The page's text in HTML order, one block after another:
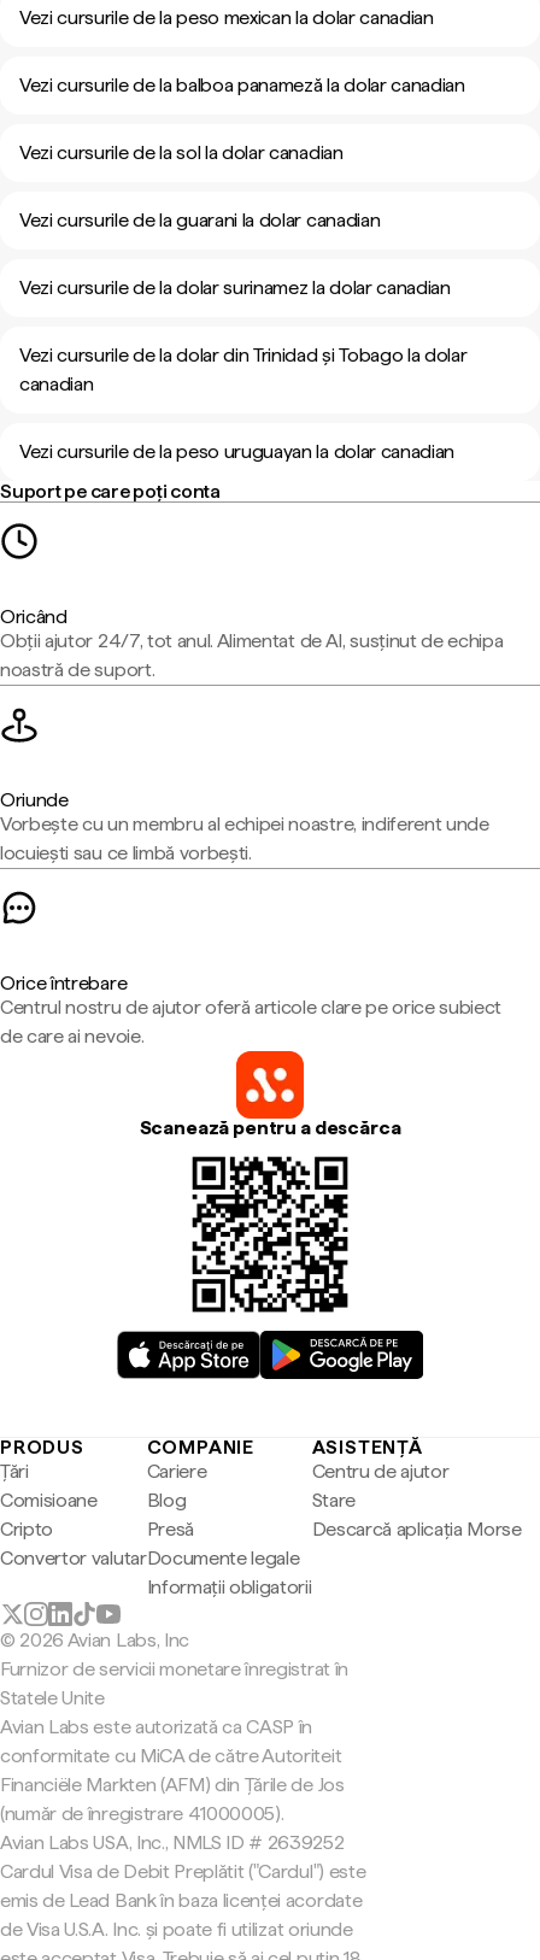
Vezi cursurile de la peso mexican la dolar canadian
Vezi cursurile de la balboa panameză la dolar canadian
Vezi cursurile de la sol la dolar canadian
Vezi cursurile de la guarani la dolar canadian
Vezi cursurile de la dolar surinamez la dolar canadian
Vezi cursurile de la dolar din Trinidad și Tobago la dolar
canadian
Vezi cursurile de la peso uruguayan la dolar canadian
Suport pe care poți conta
Oricând
Obții ajutor 24/7, tot anul. Alimentat de AI, susținut de echipa
noastră de suport.
Oriunde
Vorbește cu un membru al echipei noastre, indiferent unde
locuiești sau ce limbă vorbești.
Orice întrebare
Centrul nostru de ajutor oferă articole clare pe orice subiect
de care ai nevoie.
Scanează pentru a descărca
PRODUS
Țări
Comisioane
Cripto
Convertor valutar
COMPANIE
Cariere
Blog
Presă
Documente legale
Informații obligatorii
ASISTENȚĂ
Centru de ajutor
Stare
Descarcă aplicația Morse
© 2026 Avian Labs, Inc
Furnizor de servicii monetare înregistrat în
Statele Unite
Avian Labs este autorizată ca CASP în
conformitate cu MiCA de către Autoriteit
Financiële Markten (AFM) din Țările de Jos
(număr de înregistrare 41000005).
Avian Labs USA, Inc., NMLS ID # 2639252
Cardul Visa de Debit Preplătit ("Cardul") este
emis de Lead Bank în baza licenței acordate
de Visa U.S.A. Inc. și poate fi utilizat oriunde